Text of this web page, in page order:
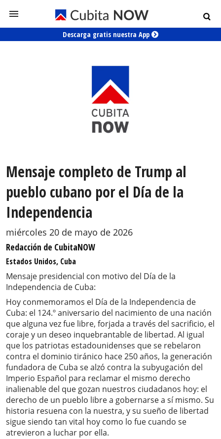
Descarga gratis nuestra App
Mensaje completo de Trump al
pueblo cubano por el Día de la
Independencia
miércoles 20 de mayo de 2026
Redacción de CubitaNOW
Estados Unidos, Cuba
Mensaje presidencial con motivo del Día de la
Independencia de Cuba:
Hoy conmemoramos el Día de la Independencia de
Cuba: el 124.º aniversario del nacimiento de una nación
que alguna vez fue libre, forjada a través del sacrificio, el
coraje y un deseo inquebrantable de libertad. Al igual
que los patriotas estadounidenses que se rebelaron
contra el dominio tiránico hace 250 años, la generación
fundadora de Cuba se alzó contra la subyugación del
Imperio Español para reclamar el mismo derecho
inalienable del que gozan nuestros ciudadanos hoy: el
derecho de un pueblo libre a gobernarse a sí mismo. Su
historia resuena con la nuestra, y su sueño de libertad
sigue siendo tan vital hoy como lo fue cuando se
atrevieron a luchar por ella.